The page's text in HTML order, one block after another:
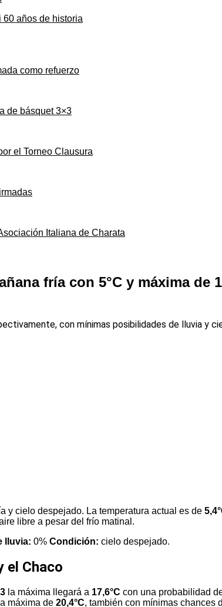
60 años de historia
como refuerzo
de básquet 3×3
el Torneo Clausura
Italiana de Charata
fría con 5°C y máxima de
con mínimas posibilidades de lluvia y
y cielo despejado. La temperatura actual es de
libre a pesar del frío matinal.
lluvia: 0% Condición: cielo despejado.
el Chaco
la máxima llegará a 17,6°C con una probabilidad
máxima de 20,4°C, también con mínimas chances